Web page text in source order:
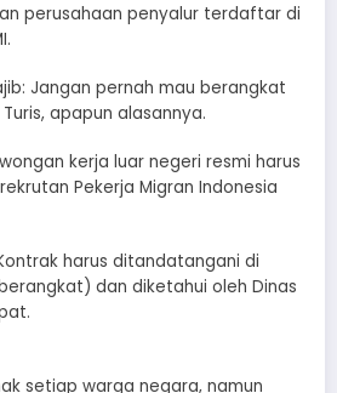
perusahaan penyalur terdaftar di
Jangan pernah mau berangkat
apapun alasannya.
kerja luar negeri resmi harus
Pekerja Migran Indonesia
harus ditandatangani di
dan diketahui oleh Dinas
setiap warga negara, namun